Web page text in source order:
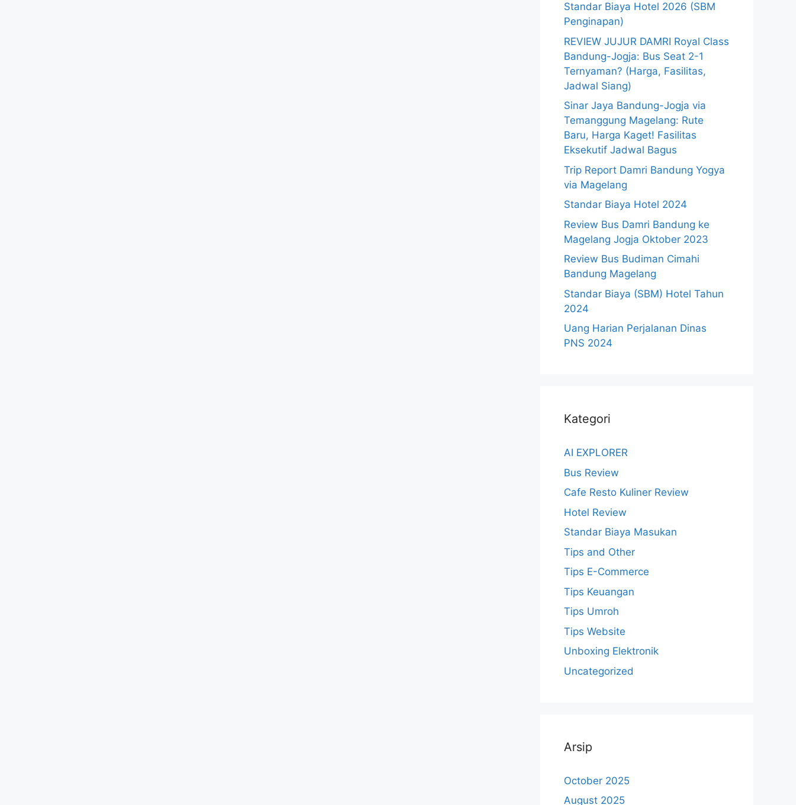
Standar Biaya Hotel 2026 (SBM
Penginapan)
REVIEW JUJUR DAMRI Royal Class
Bandung-Jogja: Bus Seat 2-1
Ternyaman? (Harga, Fasilitas,
Jadwal Siang)
Sinar Jaya Bandung-Jogja via
Temanggung Magelang: Rute
Baru, Harga Kaget! Fasilitas
Eksekutif Jadwal Bagus
Trip Report Damri Bandung Yogya
via Magelang
Standar Biaya Hotel 2024
Review Bus Damri Bandung ke
Magelang Jogja Oktober 2023
Review Bus Budiman Cimahi
Bandung Magelang
Standar Biaya (SBM) Hotel Tahun
2024
Uang Harian Perjalanan Dinas
PNS 2024
Kategori
AI EXPLORER
Bus Review
Cafe Resto Kuliner Review
Hotel Review
Standar Biaya Masukan
Tips and Other
Tips E-Commerce
Tips Keuangan
Tips Umroh
Tips Website
Unboxing Elektronik
Uncategorized
Arsip
October 2025
August 2025